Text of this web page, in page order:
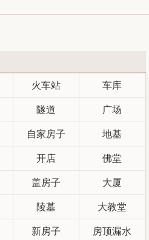
火车站 车库
隧道 广场
自家房子 地基
开店 佛堂
盖房子 大厦
陵墓 大教堂
新房子 房顶漏水